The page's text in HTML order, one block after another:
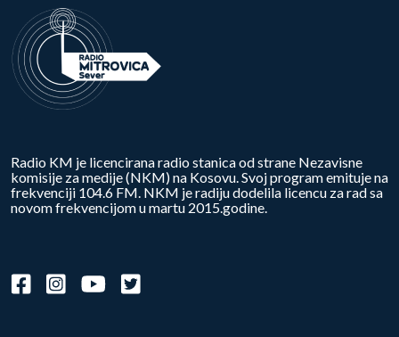
Radio KM je licencirana radio stanica od strane Nezavisne
komisije za medije (NKM) na Kosovu. Svoj program emituje na
frekvenciji 104.6 FM. NKM je radiju dodelila licencu za rad sa
novom frekvencijom u martu 2015.godine.